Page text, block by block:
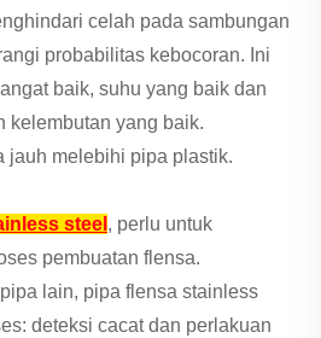
celah pada sambungan
probabilitas kebocoran. Ini
baik, suhu yang baik dan
kelembutan yang baik.
jauh melebihi pipa plastik.
steel , perlu untuk
pembuatan flensa.
lain, pipa flensa stainless
deteksi cacat dan perlakuan